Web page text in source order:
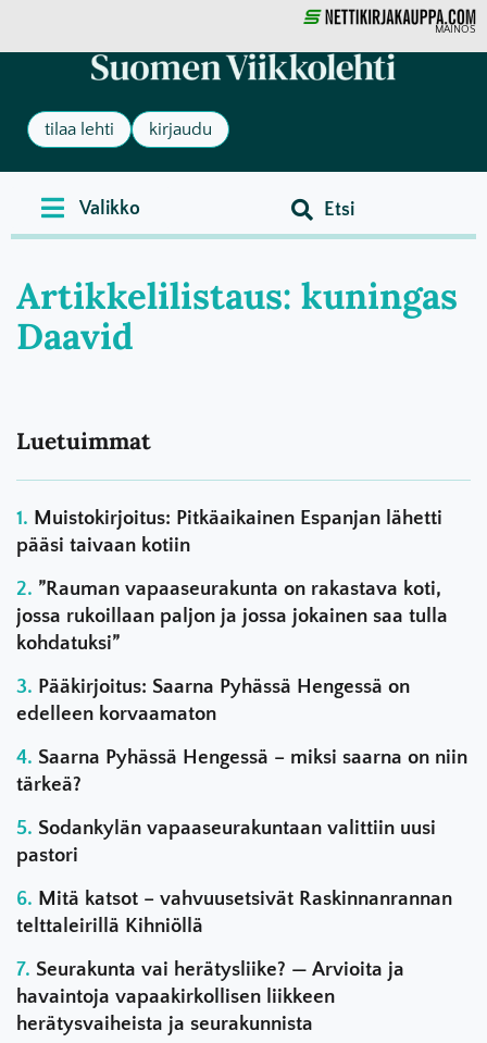
MAINOS
tilaa lehti kirjaudu
Artikkelilistaus: kuningas
Daavid
Luetuimmat
Muistokirjoitus: Pitkäaikainen Espanjan lähetti
pääsi taivaan kotiin
”Rauman vapaaseurakunta on rakastava koti,
jossa rukoillaan paljon ja jossa jokainen saa tulla
kohdatuksi”
Pääkirjoitus: Saarna Pyhässä Hengessä on
edelleen korvaamaton
Saarna Pyhässä Hengessä – miksi saarna on niin
tärkeä?
Sodankylän vapaaseurakuntaan valittiin uusi
pastori
Mitä katsot – vahvuusetsivät Raskinnanrannan
telttaleirillä Kihniöllä
Seurakunta vai herätysliike? — Arvioita ja
havaintoja vapaakirkollisen liikkeen
herätysvaiheista ja seurakunnista